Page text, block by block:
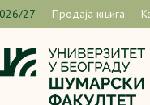
27 Продаја књига